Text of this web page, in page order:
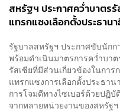
สหรัฐฯ ประกาศคว่ำบาตร
แทรกแซงเลือกตั้งประธา
รัฐบาลสหรัฐฯ ประกาศขับนักก
พร้อมดำเนินมาตรการคว่ำบา
รัสเซียที่มีส่วนเกี่ยวข้องในกา
แทรกแซงการเลือกตั้งประธา
การโจมตีทางไซเบอร์ด้วยปฏิ
จากหลายหน่วยงานของสหรัฐ